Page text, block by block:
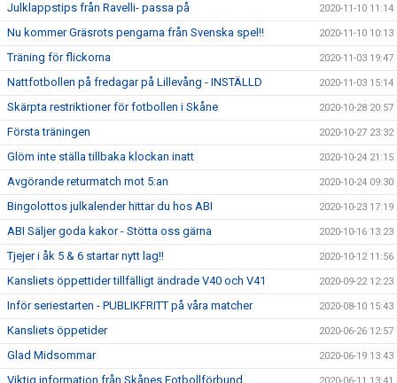
Julklappstips från Ravelli- passa på 2020-11-10 11:14
Nu kommer Gräsrots pengarna från Svenska spel!! 2020-11-10 10:13
Träning för flickorna 2020-11-03 19:47
Nattfotbollen på fredagar på Lillevång - INSTÄLLD 2020-11-03 15:14
Skärpta restriktioner för fotbollen i Skåne 2020-10-28 20:57
Första träningen 2020-10-27 23:32
Glöm inte ställa tillbaka klockan inatt 2020-10-24 21:15
Avgörande returmatch mot 5:an 2020-10-24 09:30
Bingolottos julkalender hittar du hos ABI 2020-10-23 17:19
ABI Säljer goda kakor - Stötta oss gärna 2020-10-16 13:23
Tjejer i åk 5 & 6 startar nytt lag!! 2020-10-12 11:56
Kansliets öppettider tillfälligt ändrade V40 och V41 2020-09-22 12:23
Inför seriestarten - PUBLIKFRITT på våra matcher 2020-08-10 15:43
Kansliets öppetider 2020-06-26 12:57
Glad Midsommar 2020-06-19 13:43
Viktig information från Skånes Fotbollförbund